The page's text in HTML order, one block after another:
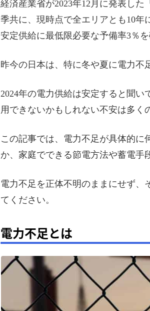
経済産業省が2023年12月に発表した
季共に、現時点で全エリアとも10年
安定供給に最低限必要な予備率3％
昨今の日本は、特に冬や夏に電力不
2024年の電力供給は安定すると聞
用できないかもしれない不安は多く
この記事では、電力不足が具体的
か、家庭でできる節電方法や蓄電手
電力不足を正体不明のままにせず、
てください。
電力不足とは